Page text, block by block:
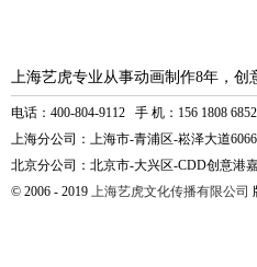
上海艺虎专业从事动画制作8年，
电话：400-804-9112 手 机：156 1808
上海分公司：上海市-青浦区-崧泽大道
北京分公司：北京市-大兴区-CDD创意港
© 2006 - 2019 上海艺虎文化传播有限公司